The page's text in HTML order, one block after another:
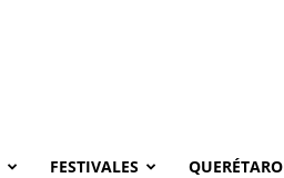
FESTIVALES QUERÉTARO